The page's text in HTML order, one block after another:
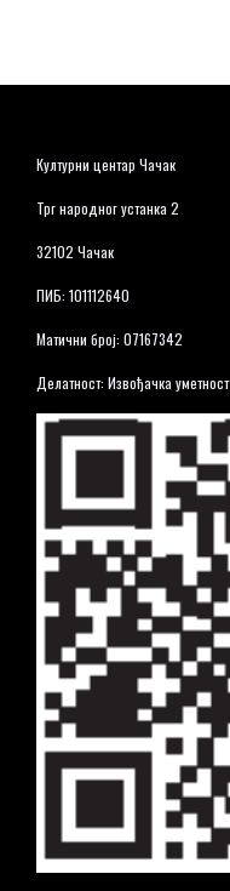
Културни центар Чачак
Трг народног устанка 2
32102 Чачак
ПИБ: 101112640
Матични број: 07167342
Делатност: Извођачка уметност